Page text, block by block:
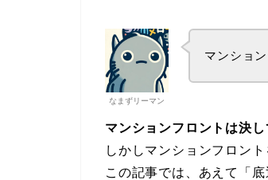
なまずリーマン
マンショ
マンションフロントは決し
しかしマンションフロン
この記事では、あえて「